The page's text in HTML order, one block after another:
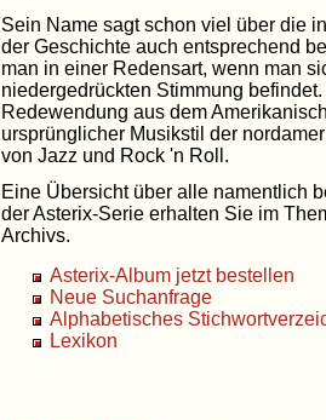
Sein Name sagt schon viel über die
der Geschichte auch entsprechend
man in einer Redensart, wenn man
niedergedrückten Stimmung
Redewendung aus dem
ursprünglicher Musikstil der
von Jazz und Rock 'n Roll.
Eine Übersicht über alle namentlich
der Asterix-Serie erhalten Sie im
Archivs.
Asterix-Album jetzt bestellen
Neue Suchanfrage
Alphabetisches
Lexikon